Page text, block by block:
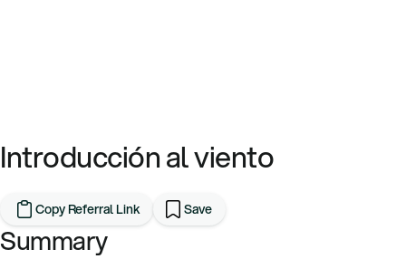
Introducción al viento
Copy Referral Link Save
Summary